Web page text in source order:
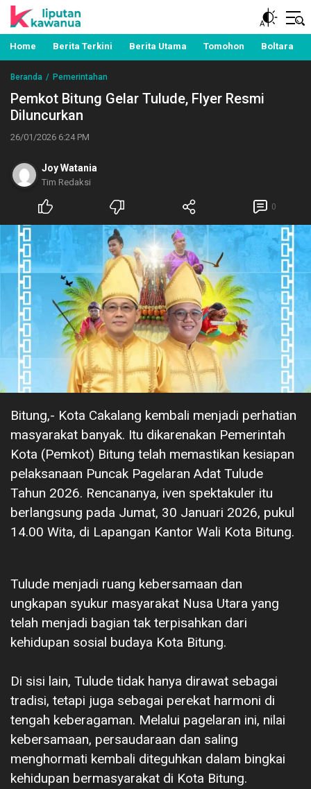
Liputan Kawanua
Berita Manado, Sulawesi Utara, Kawanua, Politik,
Pemerintahan, Hukum Kriminal dan Nasional
Home Berita Terkini Berita Utama Tomohon Boltara
Beranda Pemerintahan
Pemkot Bitung Gelar Tulude, Flyer Resmi
Diluncurkan
26/01/2026 6:24 PM
Joy Watania
Tim Redaksi
0
Bitung,- Kota Cakalang kembali menjadi perhatian
masyarakat banyak. Itu dikarenakan Pemerintah
Kota (Pemkot) Bitung telah memastikan kesiapan
pelaksanaan Puncak Pagelaran Adat Tulude
Tahun 2026. Rencananya, iven spektakuler itu
berlangsung pada Jumat, 30 Januari 2026, pukul
14.00 Wita, di Lapangan Kantor Wali Kota Bitung.
Tulude menjadi ruang kebersamaan dan
ungkapan syukur masyarakat Nusa Utara yang
telah menjadi bagian tak terpisahkan dari
kehidupan sosial budaya Kota Bitung.
Di sisi lain, Tulude tidak hanya dirawat sebagai
tradisi, tetapi juga sebagai perekat harmoni di
tengah keberagaman. Melalui pagelaran ini, nilai
kebersamaan, persaudaraan dan saling
menghormati kembali diteguhkan dalam bingkai
kehidupan bermasyarakat di Kota Bitung.